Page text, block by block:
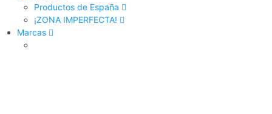
Productos de España
¡ZONA IMPERFECTA!
Marcas